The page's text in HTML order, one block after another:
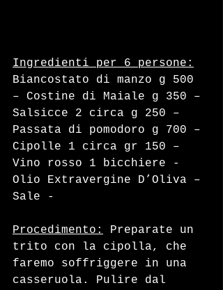
Ingredienti per 6 persone:
Biancostato di manzo g 500
– Costine di Maiale g 350 –
Salsicce 2 circa g 250 –
Passata di pomodoro g 700 –
Cipolle 1 circa gr 150 –
Vino rosso 1 bicchiere -
Olio Extravergine D’Oliva –
Sale -
Procedimento:
Preparate un
trito con la cipolla, che
faremo soffriggere in una
casseruola. Pulire dal